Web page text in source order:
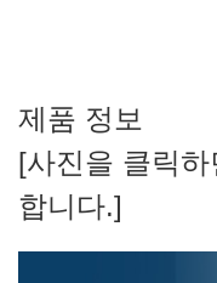
제품 정보
[사진을 클릭
합니다.]